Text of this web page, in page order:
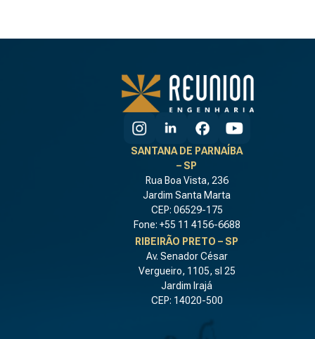
SANTANA DE PARNAÍBA
– SP
Rua Boa Vista, 236
Jardim Santa Marta
CEP: 06529-175
Fone: +55 11 4156-6688
RIBEIRÃO PRETO – SP
Av. Senador César
Vergueiro, 1105, sl 25
Jardim Irajá
CEP: 14020-500